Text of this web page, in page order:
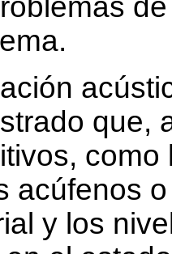
que,
acúfenos
y los